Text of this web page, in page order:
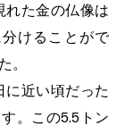
れた金の仏像は
けることがで
。
近い頃だった
。この5.5トン